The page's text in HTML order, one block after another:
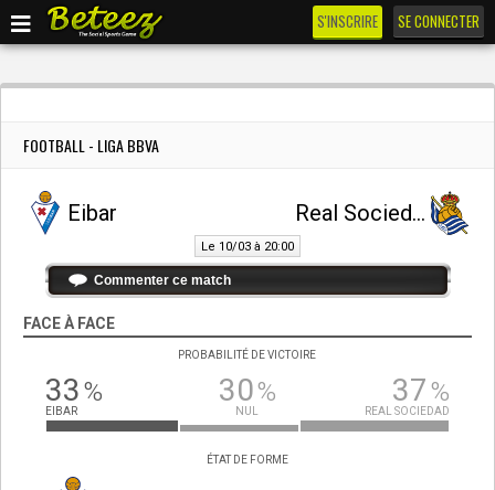
S'INSCRIRE SE CONNECTER
FOOTBALL - LIGA BBVA
Eibar Real Sociedad
Le 10/03 à 20:00
Commenter ce match
FACE À FACE
PROBABILITÉ DE VICTOIRE
33%
EIBAR
30%
NUL
37%
REAL SOCIEDAD
ÉTAT DE FORME